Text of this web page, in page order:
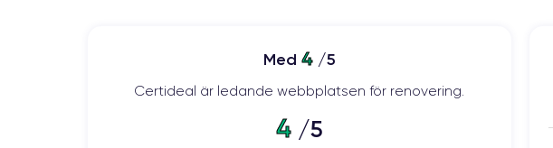
Med 4/5
Certideal är ledande webbplatsen för renovering.
4/5